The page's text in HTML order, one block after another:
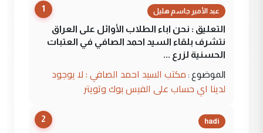
1 عبد الأمير جاسم هليل
التعليق : نحن اباء الطلاب الأوائل على العراق
نتشرف بلقاء السيد احمد الصافي في العتبات
الحسنية لزرع ...
الموضوع : مكتب السيد احمد الصافي : لا يوجود
لدينا اي حساب على الفيس بوك وتويتر
2 hadi